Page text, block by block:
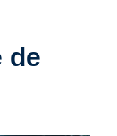
de